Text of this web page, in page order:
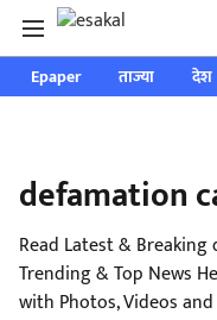
Epaper ताज्या देश
defamation
Read Latest &
Trending & Top News
with Photos, Videos